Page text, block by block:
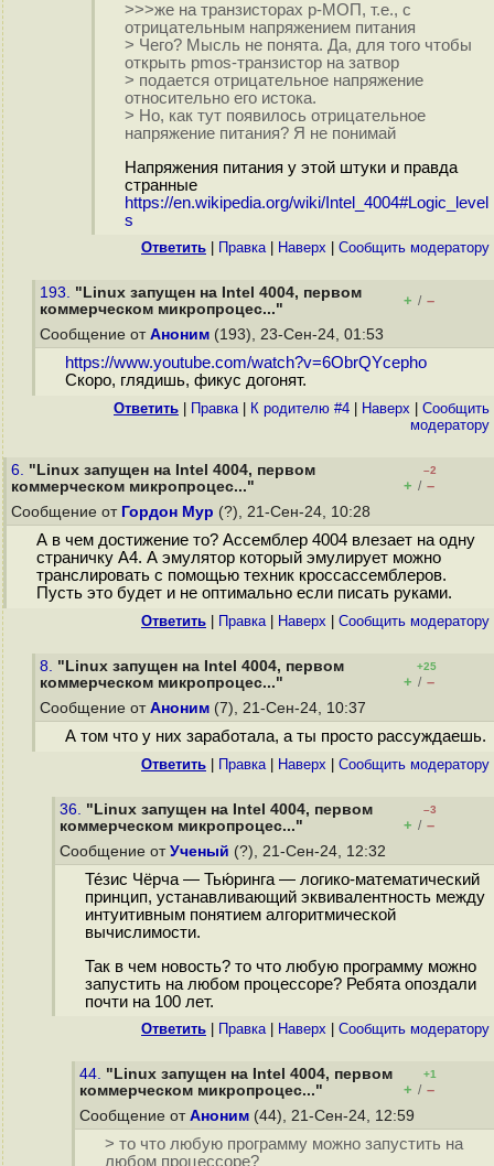
>>>же на транзисторах p-МОП, т.е., с
отрицательным напряжением питания
> Чего? Мысль не понята. Да, для того чтобы
открыть pmos-транзистор на затвор
> подается отрицательное напряжение
относительно его истока.
> Но, как тут появилось отрицательное
напряжение питания? Я не понимай
Напряжения питания у этой штуки и правда
странные
https://en.wikipedia.org/wiki/Intel_4004#Logic_level
s
Ответить Правка| Наверх Cообщить модератору
193. "Linux запущен на Intel 4004, первом
коммерческом микропроцес..."
+ / –
Сообщение от Аноним (193), 23-Сен-24, 01:53
https://www.youtube.com/watch?v=6ObrQYcepho
Скоро, глядишь, фикус догонят.
Ответить Правка| К родителю #4 Наверх
Cообщить
модератору
6. "Linux запущен на Intel 4004, первом
коммерческом микропроцес..."
–2
+ / –
Сообщение от Гордон Мур (?), 21-Сен-24, 10:28
А в чем достижение то? Ассемблер 4004 влезает на одну
страничку A4. А эмулятор который эмулирует можно
транслировать с помощью техник кроссассемблеров.
Пусть это будет и не оптимально если писать руками.
Ответить Правка| Наверх Cообщить модератору
8. "Linux запущен на Intel 4004, первом
коммерческом микропроцес..."
+25
+ / –
Сообщение от Аноним (7), 21-Сен-24, 10:37
А том что у них заработала, а ты просто рассуждаешь.
Ответить Правка| Наверх Cообщить модератору
36. "Linux запущен на Intel 4004, первом
коммерческом микропроцес..."
–3
+ / –
Сообщение от Ученый (?), 21-Сен-24, 12:32
Те́зис Чёрча — Тью́ринга — логико-математический
принцип, устанавливающий эквивалентность между
интуитивным понятием алгоритмической
вычислимости.
Так в чем новость? то что любую программу можно
запустить на любом процессоре? Ребята опоздали
почти на 100 лет.
Ответить Правка| Наверх Cообщить модератору
44. "Linux запущен на Intel 4004, первом
коммерческом микропроцес..."
+1
+ / –
Сообщение от Аноним (44), 21-Сен-24, 12:59
> то что любую программу можно запустить на
любом процессоре?